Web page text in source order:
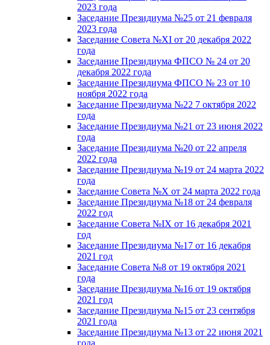
2023 года
Заседание Президиума №25 от 21 февраля
2023 года
Заседание Совета №XI от 20 декабря 2022
года
Заседание Президиума ФПСО № 24 от 20
декабря 2022 года
Заседание Президиума ФПСО № 23 от 10
ноября 2022 года
Заседание Президиума №22 7 октября 2022
года
Заседание Президиума №21 от 23 июня 2022
года
Заседание Президиума №20 от 22 апреля
2022 года
Заседание Президиума №19 от 24 марта 2022
года
Заседание Совета №X от 24 марта 2022 года
Заседание Президиума №18 от 24 февраля
2022 год
Заседание Совета №IX от 16 декабря 2021
год
Заседание Президиума №17 от 16 декабря
2021 год
Заседание Совета №8 от 19 октября 2021
года
Заседание Президиума №16 от 19 октября
2021 год
Заседание Президиума №15 от 23 сентября
2021 года
Заседание Президиума №13 от 22 июня 2021
года